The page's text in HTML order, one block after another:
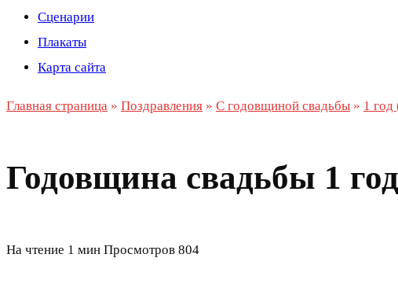
Сценарии
Плакаты
Карта сайта
Главная страница » Поздравления » С годовщиной свадьбы » 1 год
Годовщина свадьбы 1
На чтение 1 мин Просмотров 804